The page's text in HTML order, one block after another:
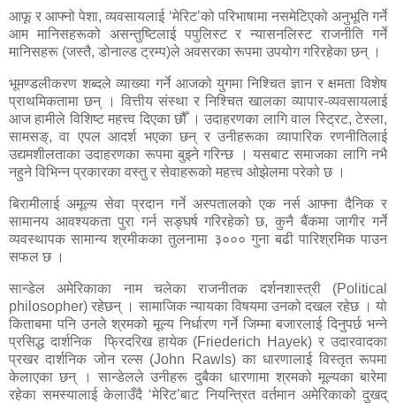
आफू र आफ्नो पेशा, व्यवसायलाई ‘मेरिट’को परिभाषामा नसमेटिएको अनुभूति गर्ने
आम मानिसहरूको असन्तुष्टिलाई पपुलिस्ट र न्यासनलिस्ट राजनीति गर्ने
मानिसहरू (जस्तै, डोनाल्ड ट्रम्प)ले अवसरका रूपमा उपयोग गरिरहेका छन् ।
भूमण्डलीकरण शब्दले व्याख्या गर्ने आजको युगमा निश्चित ज्ञान र क्षमता विशेष
प्राथमिकतामा छन् । वित्तीय संस्था र निश्चित खालका व्यापार-व्यवसायलाई
आज हामीले विशिष्ट महत्त्व दिएका छौँ । उदाहरणका लागि वाल स्ट्रिट, टेस्ला,
सामसङ्, वा एपल आदर्श भएका छन् र उनीहरूका व्यापारिक रणनीतिलाई
उद्यमशीलताका उदाहरणका रूपमा बुझ्ने गरिन्छ । यसबाट समाजका लागि नभै
नहुने विभिन्न प्रकारका वस्तु र सेवाहरूको महत्त्व ओझेलमा परेको छ ।
बिरामीलाई अमूल्य सेवा प्रदान गर्ने अस्पतालको एक नर्स आफ्ना दैनिक र
सामानय आवश्यकता पुरा गर्न सङ्घर्ष गरिरहेको छ, कुनै बैंकमा जागीर गर्ने
व्यवस्थापक सामान्य श्रमीकका तुलनामा ३००० गुना बढी पारिश्रमिक पाउन
सफल छ ।
सान्डेलअमेरिकाका नाम चलेका राजनीतक दर्शनशास्त्री (Political
philosopher)रहेछन् । सामाजिक न्यायका विषयमा उनको दखल रहेछ । यो
किताबमा पनि उनले श्रमको मूल्य निर्धारण गर्ने जिम्मा बजारलाई दिनुपर्छ भन्ने
प्रसिद्ध दार्शनिक फ्रिदरिख हायेक (Friederich Hayek)र उदारवादका
प्रखर दार्शनिक जोन रल्स (John Rawls)का धारणालाई विस्तृत रूपमा
केलाएका छन् । सान्डेलले उनीहरू दुबैका धारणामा श्रमको मूल्यका बारेमा
रहेका समस्यालाई केलाउँदै ‘मेरिट’बाट नियन्त्रित वर्तमान अमेरिकाको दुखद्